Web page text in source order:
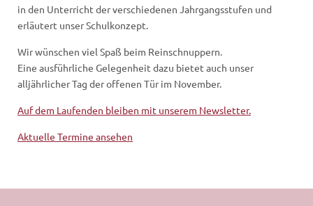
in den Unterricht der verschiedenen Jahrgangsstufen und
erläutert unser Schulkonzept.
Wir wünschen viel Spaß beim Reinschnuppern.
Eine ausführliche Gelegenheit dazu bietet auch unser
alljährlicher Tag der offenen Tür im November.
Auf dem Laufenden bleiben mit unserem Newsletter.
Aktuelle Termine ansehen